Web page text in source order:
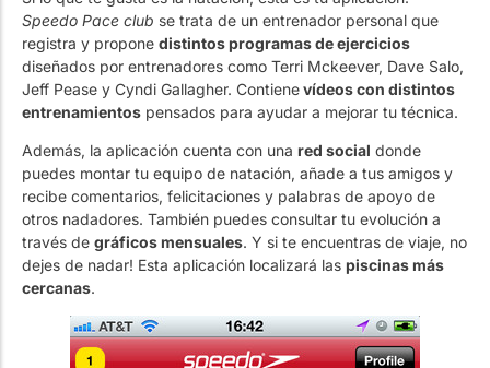
Speedo Pace club se trata de un entrenador personal que
registra y propone distintos programas de ejercicios
diseñados por entrenadores como Terri Mckeever, Dave Salo,
Jeff Pease y Cyndi Gallagher. Contienevídeos con distintos
entrenamientos pensados para ayudar a mejorar tu técnica.
Además, la aplicación cuenta con una red social donde
puedes montar tu equipo de natación, añade a tus amigos y
recibe comentarios, felicitaciones y palabras de apoyo de
otros nadadores. También puedes consultar tu evolución a
través de gráficos mensuales. Y si te encuentras de viaje, no
dejes de nadar! Esta aplicación localizará las piscinas más
cercanas.